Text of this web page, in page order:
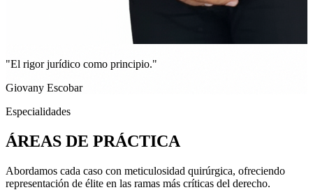
"El rigor jurídico como principio."
Giovany Escobar
Especialidades
ÁREAS DE PRÁCTICA
Abordamos cada caso con meticulosidad quirúrgica, ofreciendo
representación de élite en las ramas más críticas del derecho.